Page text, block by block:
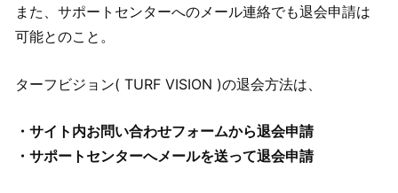
また、サポートセンターへのメール連絡でも退会申請は
可能とのこと。
ターフビジョン( TURF VISION )の退会方法は、
・サイト内お問い合わせフォームから退会申請
・サポートセンターへメールを送って退会申請